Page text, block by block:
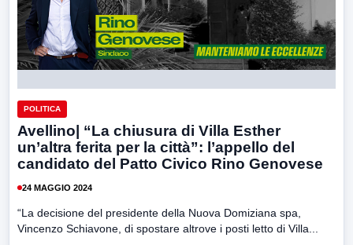
POLITICA
Avellino| “La chiusura di Villa Esther
un’altra ferita per la città”: l’appello del
candidato del Patto Civico Rino Genovese
24 MAGGIO 2024
“La decisione del presidente della Nuova Domiziana spa,
Vincenzo Schiavone, di spostare altrove i posti letto di Villa...